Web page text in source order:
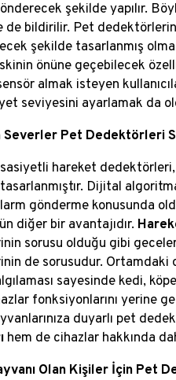
şekilde yapılır.
de bildirilir. Pet
şekilde tasarlanmış
önüne geçebilecek
almak isteyen
seviyesini ayarlamak da
Severler Pet Dedektörleri
hareket
Dijital
gönderme konusunda
diğer bir avantajıdır.
sorusu olduğu gibi
de sorusudur. Ortamdaki
sayesinde kedi,
fonksiyonlarını yerine
duyarlı pet
hem de cihazlar hakkında
Olan Kişiler İçin Pet